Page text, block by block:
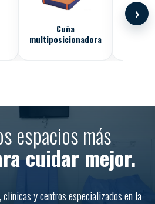
Cuña
multiposicionadora
›
espacios más
cuidar mejor.
y centros especializados en la